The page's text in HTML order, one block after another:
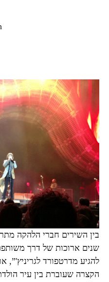
בין השירים חברי הלהקה
שנים ארוכות של דרך
להגיע מדרטפורד לגריניץ'”,
הקצרה שעוברת בין עיר